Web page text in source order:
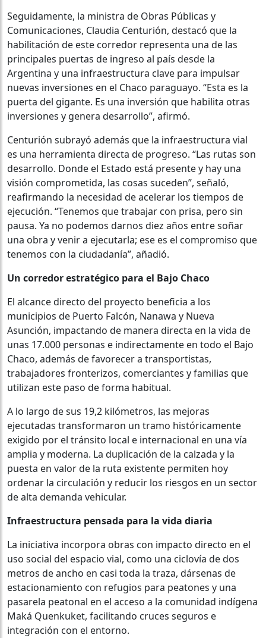
Seguidamente, la ministra de Obras Públicas y
Comunicaciones, Claudia Centurión, destacó que la
habilitación de este corredor representa una de las
principales puertas de ingreso al país desde la
Argentina y una infraestructura clave para impulsar
nuevas inversiones en el Chaco paraguayo. “Esta es la
puerta del gigante. Es una inversión que habilita otras
inversiones y genera desarrollo”, afirmó.
Centurión subrayó además que la infraestructura vial
es una herramienta directa de progreso. “Las rutas son
desarrollo. Donde el Estado está presente y hay una
visión comprometida, las cosas suceden”, señaló,
reafirmando la necesidad de acelerar los tiempos de
ejecución. “Tenemos que trabajar con prisa, pero sin
pausa. Ya no podemos darnos diez años entre soñar
una obra y venir a ejecutarla; ese es el compromiso que
tenemos con la ciudadanía”, añadió.
Un corredor estratégico para el Bajo Chaco
El alcance directo del proyecto beneficia a los
municipios de Puerto Falcón, Nanawa y Nueva
Asunción, impactando de manera directa en la vida de
unas 17.000 personas e indirectamente en todo el Bajo
Chaco, además de favorecer a transportistas,
trabajadores fronterizos, comerciantes y familias que
utilizan este paso de forma habitual.
A lo largo de sus 19,2 kilómetros, las mejoras
ejecutadas transformaron un tramo históricamente
exigido por el tránsito local e internacional en una vía
amplia y moderna. La duplicación de la calzada y la
puesta en valor de la ruta existente permiten hoy
ordenar la circulación y reducir los riesgos en un sector
de alta demanda vehicular.
Infraestructura pensada para la vida diaria
La iniciativa incorpora obras con impacto directo en el
uso social del espacio vial, como una ciclovía de dos
metros de ancho en casi toda la traza, dársenas de
estacionamiento con refugios para peatones y una
pasarela peatonal en el acceso a la comunidad indígena
Maká Quenkuket, facilitando cruces seguros e
integración con el entorno.